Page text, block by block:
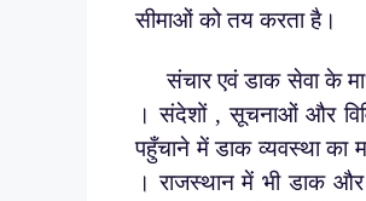
सीमाओं को तय करता है।
संचार एवं डाक सेवा के
। संदेशों , सूचनाओं और
पहुँचाने में डाक व्यवस्था का
। राजस्थान में भी डाक